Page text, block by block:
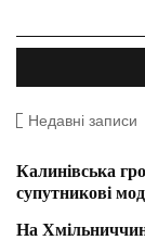
Недавні записи
Калинівська
супутникові
На